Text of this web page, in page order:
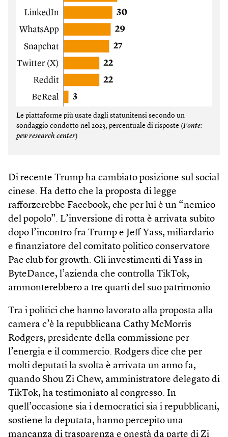
Le piattaforme più usate dagli statunitensi secondo un
sondaggio condotto nel 2023, percentuale di risposte (Fonte:
pew research center)
Di recente Trump ha cambiato posizione sul social
cinese. Ha detto che la proposta di legge
rafforzerebbe Facebook, che per lui è un “nemico
del popolo”. L’inversione di rotta è arrivata subito
dopo l’incontro fra Trump e Jeff Yass, miliardario
e finanziatore del comitato politico conservatore
Pac club for growth. Gli investimenti di Yass in
ByteDance, l’azienda che controlla TikTok,
ammonterebbero a tre quarti del suo patrimonio.
Tra i politici che hanno lavorato alla proposta alla
camera c’è la repubblicana Cathy McMorris
Rodgers, presidente della commissione per
l’energia e il commercio. Rodgers dice che per
molti deputati la svolta è arrivata un anno fa,
quando Shou Zi Chew, amministratore delegato di
TikTok, ha testimoniato al congresso. In
quell’occasione sia i democratici sia i repubblicani,
sostiene la deputata, hanno percepito una
mancanza di trasparenza e onestà da parte di Zi